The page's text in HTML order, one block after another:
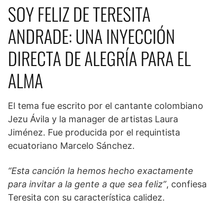
SOY FELIZ DE TERESITA
ANDRADE: UNA INYECCIÓN
DIRECTA DE ALEGRÍA PARA EL
ALMA
El tema fue escrito por el cantante colombiano
Jezu Ávila y la manager de artistas Laura
Jiménez. Fue producida por el requintista
ecuatoriano Marcelo Sánchez.
“Esta canción la hemos hecho exactamente
para invitar a la gente a que sea feliz”, confiesa
Teresita con su característica calidez.